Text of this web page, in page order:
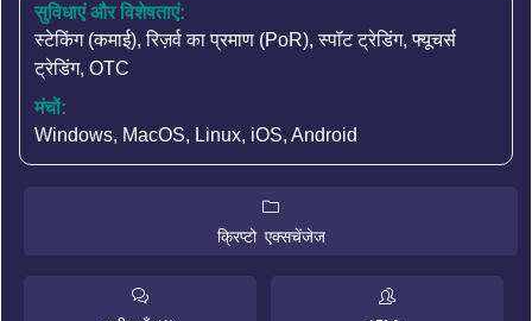
सुविधाएं और विशेषताएं:
स्टेकिंग (कमाई),रिज़र्व का प्रमाण (PoR),स्पॉट ट्रेडिंग,फ्यूचर्स
ट्रेडिंग, OTC
मंचों:
Windows, MacOS, Linux, iOS, Android
क्रिप्टो एक्सचेंजेज